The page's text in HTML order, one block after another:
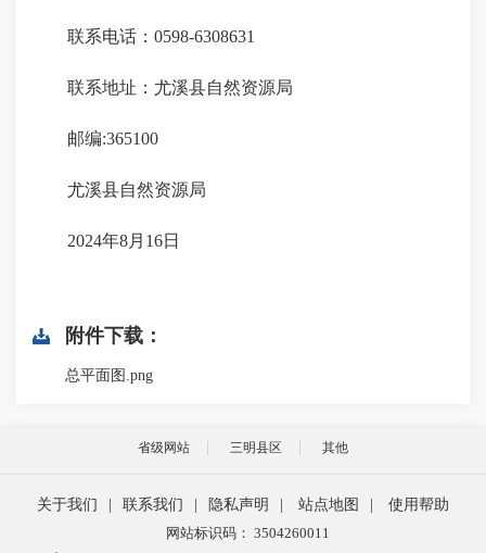
联系电话：0598-6308631
联系地址：尤溪县自然资源局
邮编:365100
尤溪县自然资源局
2024年8月16日
附件下载：
总平面图.png
省级网站 三明县区 其他
关于我们 联系我们 隐私声明 站点地图
使用帮助
网站标识码： 3504260011